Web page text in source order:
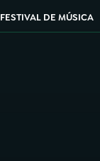
FESTIVAL DE MÚSICA